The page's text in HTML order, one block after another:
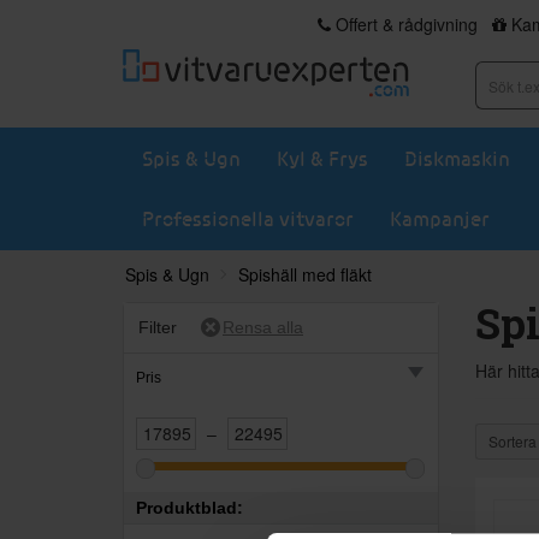
Offert & rådgivning
Spis & Ugn Kyl & Frys Diskmaskin
Professionella vitvaror Kampanjer
Spis & Ugn Spishäll med fläkt
Filter
Pris
–
Produktblad:
Här
Sortera